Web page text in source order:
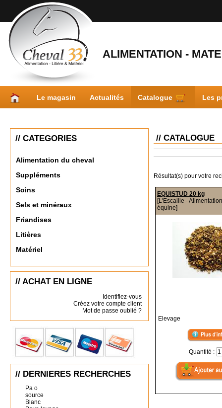
ALIMENTATION -
Le magasin Actualités Catalogue Les
// CATEGORIES
Alimentation du cheval
Suppléments
Soins
Sels et minéraux
Friandises
Litières
Matériel
// ACHAT EN LIGNE
Identifiez-vous
Créez votre compte client
Mot de passe oublié ?
// DERNIERES RECHERCHES
Pa o
source
Blanc
// CATALOGUE
Résultat(s) pour votre
EQUISTUD 20 kg
[L'Escaille - Alimentation
équine]
Elevage
Quantité :